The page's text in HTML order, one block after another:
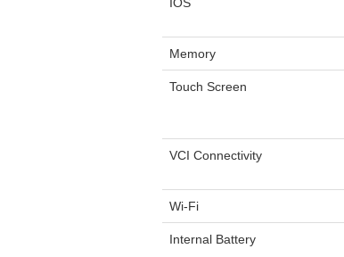
IOS
Memory
Touch Screen
VCI Connectivity
Wi-Fi
Internal Battery